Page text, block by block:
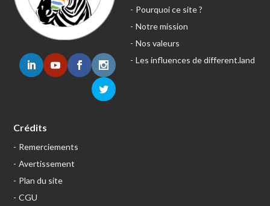
Pourquoi ce site ?
Notre mission
Nos valeurs
Les influences de different.land
Crédits
Remerciements
Avertissement
Plan du site
CGU